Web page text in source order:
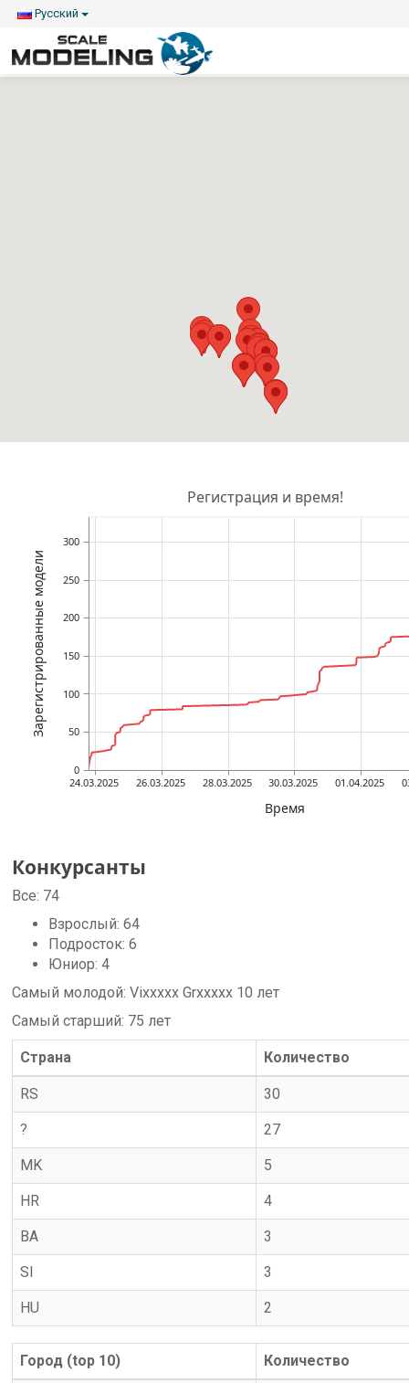
Русский
Регистрация и время!
24.03.2025 26.03.2025 28.03.2025 30.03.2025 01.04.2025
Время
0
50
100
150
200
250
300
Зарегистрированные модели
Конкурсанты
Все: 74
Взрослый: 64
Подросток: 6
Юниор: 4
Самый молодой: Vixxxxx Grxxxxx 10 лет
Самый старший: 75 лет
Страна Количество
RS 30
? 27
MK 5
HR 4
BA 3
SI 3
HU 2
Город (top 10) Количество